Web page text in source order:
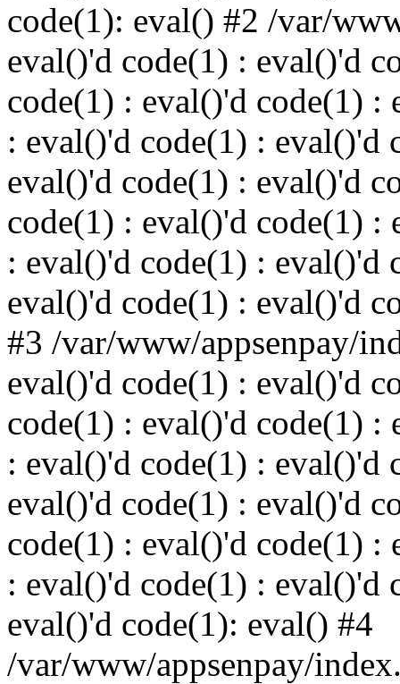
code(1): eval() #2 /var/
eval()'d code(1) : eval()'d
code(1) : eval()'d code(1) :
: eval()'d code(1) : eval()'d
eval()'d code(1) : eval()'d
code(1) : eval()'d code(1) :
: eval()'d code(1) : eval()'d
eval()'d code(1) : eval()'d
#3 /var/www/appsenpay/
eval()'d code(1) : eval()'d
code(1) : eval()'d code(1) :
: eval()'d code(1) : eval()'d
eval()'d code(1) : eval()'d
code(1) : eval()'d code(1) :
: eval()'d code(1) : eval()'d
eval()'d code(1): eval() #4
/var/www/appsenpay/